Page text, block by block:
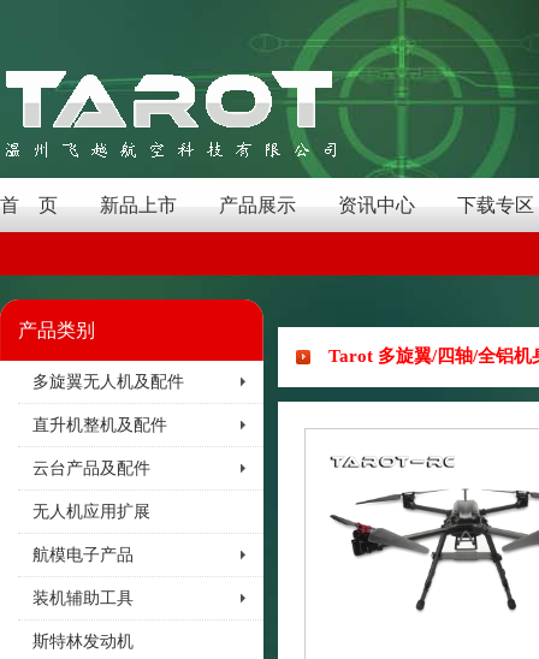
首 页 新品上市 产品展示 资讯中心 下载专区
产品类别
多旋翼无人机及配件
直升机整机及配件
云台产品及配件
无人机应用扩展
航模电子产品
装机辅助工具
斯特林发动机
Tarot 多旋翼/四轴/全铝机